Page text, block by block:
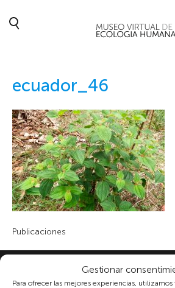
Gestionar
Para ofrecer las mejores experiencias,
ecuador_46
Publicaciones
Subscribe to our newsletter